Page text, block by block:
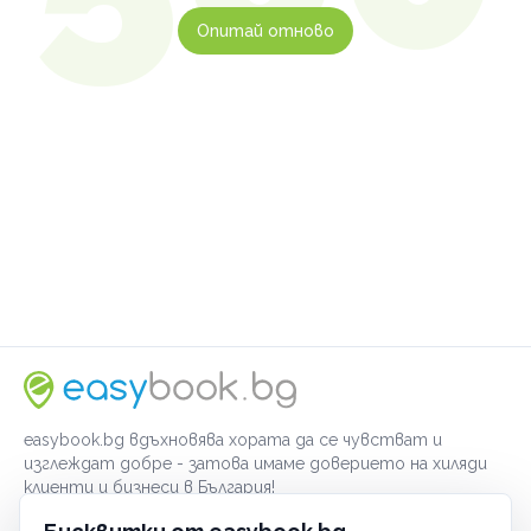
Опитай отново
easybook.bg вдъхновява хората да се чувстват и
изглеждат добре - затова имаме доверието на хиляди
клиенти и бизнеси в България!